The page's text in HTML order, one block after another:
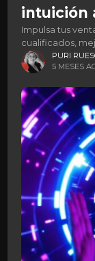
intuición
Impulsa tus
cualificados,
datos enPURI
5 MESES